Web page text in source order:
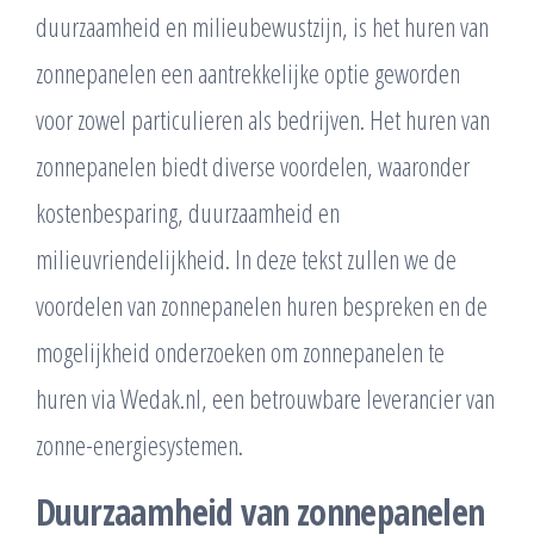
duurzaamheid en milieubewustzijn, is het huren van
zonnepanelen een aantrekkelijke optie geworden
voor zowel particulieren als bedrijven. Het huren van
zonnepanelen biedt diverse voordelen, waaronder
kostenbesparing, duurzaamheid en
milieuvriendelijkheid. In deze tekst zullen we de
voordelen van zonnepanelen huren bespreken en de
mogelijkheid onderzoeken om zonnepanelen te
huren via Wedak.nl, een betrouwbare leverancier van
zonne-energiesystemen.
Duurzaamheid van zonnepanelen